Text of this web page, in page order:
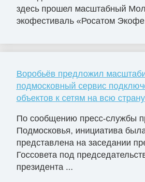
здесь прошел масштабный
экофестиваль «Росатом
Воробьёв предложил
подмосковный сервис
объектов к сетям на всю страну
По сообщению пресс-службы
Подмосковья, инициатива
представлена на заседании
Госсовета под
президента ...